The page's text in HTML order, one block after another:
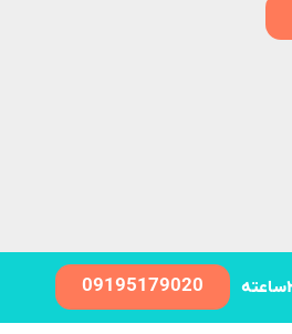
09195179020